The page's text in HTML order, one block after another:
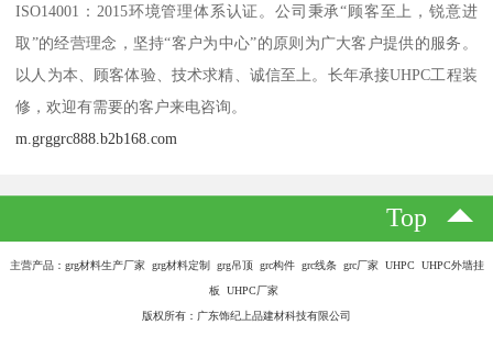
ISO14001：2015环境管理体系认证。公司秉承“顾客至上，锐意进
取”的经营理念，坚持“客户为中心”的原则为广大客户提供的服务。
以人为本、顾客体验、技术求精、诚信至上。长年承接UHPC工程装
修，欢迎有需要的客户来电咨询。
m.grggrc888.b2b168.com
Top
主营产品：grg材料生产厂家 grg材料定制 grg吊顶 grc构件 grc线条 grc厂家 UHPC UHPC外墙挂
板 UHPC厂家
版权所有：广东饰纪上品建材科技有限公司